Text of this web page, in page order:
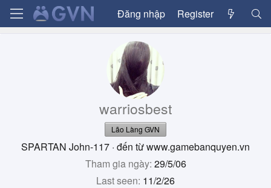
Đăng nhập Register
warriosbest
Lão Làng GVN
SPARTAN John-117 · đến từwww.gamebanquyen.vn
Tham gia ngày 29/5/06
Last seen 11/2/26